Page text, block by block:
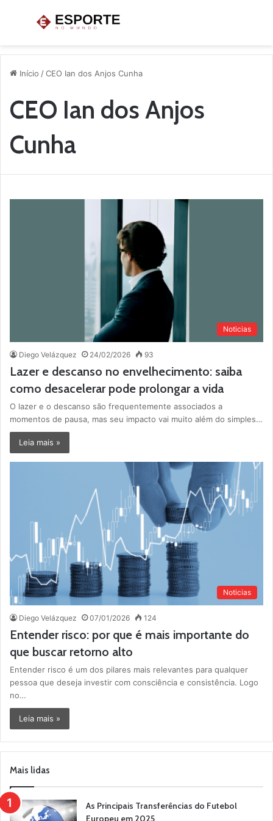
Menu
Início /CEO Ian dos Anjos Cunha
CEO Ian dos Anjos
Cunha
Noticias
Diego Velázquez 24/02/2026 93
Lazer e descanso no envelhecimento: saiba
como desacelerar pode prolongar a vida
O lazer e o descanso são frequentemente associados a
momentos de pausa, mas seu impacto vai muito além do simples…
Leia mais »
Noticias
Diego Velázquez 07/01/2026 124
Entender risco: por que é mais importante do
que buscar retorno alto
Entender risco é um dos pilares mais relevantes para qualquer
pessoa que deseja investir com consciência e consistência. Logo
no…
Leia mais »
Mais lidas
As Principais Transferências do Futebol
Europeu em 2025